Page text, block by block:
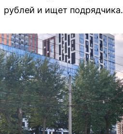
рублей и ищет подрядчика.